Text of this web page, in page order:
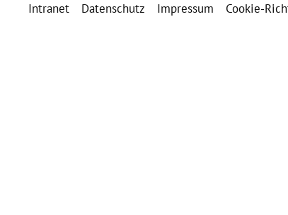
Intranet Datenschutz Impressum Cookie-